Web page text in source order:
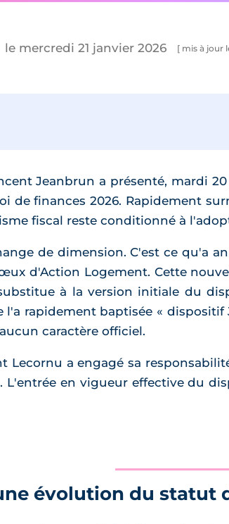
le mercredi 21 janvier 2026 [ mis à jour
Jeanbrun a présenté, mardi
de finances 2026. Rapidement
fiscal reste conditionné à
de dimension. C'est ce qu'a
d'Action Logement. Cette
à la version initiale du
l'a rapidement baptisée «
caractère officiel.
Lecornu a engagé sa
L'entrée en vigueur effective du
évolution du statut